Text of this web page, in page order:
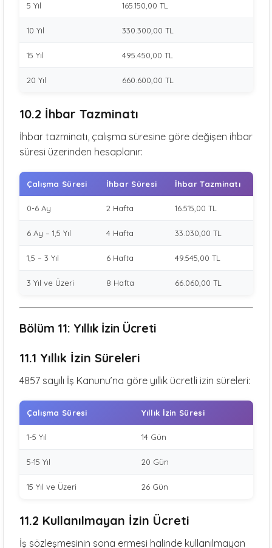
5 Yıl 165.150,00 TL
10 Yıl 330.300,00 TL
15 Yıl 495.450,00 TL
20 Yıl 660.600,00 TL
10.2 İhbar Tazminatı
İhbar tazminatı, çalışma süresine göre değişen ihbar
süresi üzerinden hesaplanır:
Çalışma Süresi İhbar Süresi İhbar Tazminatı
0-6 Ay 2 Hafta 16.515,00 TL
6 Ay – 1,5 Yıl 4 Hafta 33.030,00 TL
1,5 – 3 Yıl 6 Hafta 49.545,00 TL
3 Yıl ve Üzeri 8 Hafta 66.060,00 TL
Bölüm 11: Yıllık İzin Ücreti
11.1 Yıllık İzin Süreleri
4857 sayılı İş Kanunu’na göre yıllık ücretli izin süreleri:
Çalışma Süresi Yıllık İzin Süresi
1-5 Yıl 14 Gün
5-15 Yıl 20 Gün
15 Yıl ve Üzeri 26 Gün
11.2 Kullanılmayan İzin Ücreti
İş sözleşmesinin sona ermesi halinde kullanılmayan